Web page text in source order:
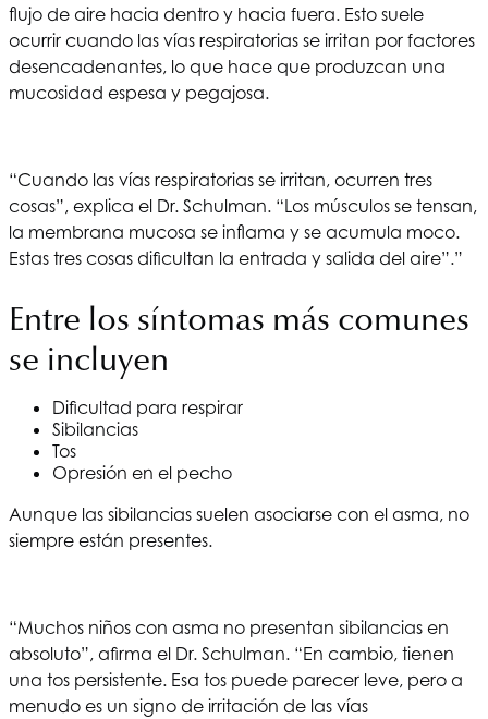
flujo de aire hacia dentro y hacia fuera. Esto suele
ocurrir cuando las vías respiratorias se irritan por factores
desencadenantes, lo que hace que produzcan una
mucosidad espesa y pegajosa.
“Cuando las vías respiratorias se irritan, ocurren tres
cosas”, explica el Dr. Schulman. “Los músculos se tensan,
la membrana mucosa se inflama y se acumula moco.
Estas tres cosas dificultan la entrada y salida del aire”.”
Entre los síntomas más comunes
se incluyen
Dificultad para respirar
Sibilancias
Tos
Opresión en el pecho
Aunque las sibilancias suelen asociarse con el asma, no
siempre están presentes.
“Muchos niños con asma no presentan sibilancias en
absoluto”, afirma el Dr. Schulman. “En cambio, tienen
una tos persistente. Esa tos puede parecer leve, pero a
menudo es un signo de irritación de las vías